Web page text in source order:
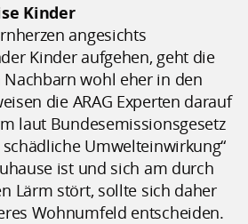
Kinder
angesichts
Kinder aufgehen, geht die
wohl eher in den
die ARAG Experten darauf
laut Bundesemissionsgesetz
Umwelteinwirkung“
ist und sich am durch
Lärm stört, sollte sich daher
Wohnumfeld entscheiden.